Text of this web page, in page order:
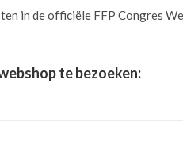
in de officiële FFP Congres
te bezoeken: